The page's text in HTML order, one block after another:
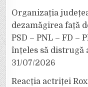
Organizația
dezamăgirea față
PSD – PNL – FD –
înțeles să distrugă
31/07/2026
Reacția actriței